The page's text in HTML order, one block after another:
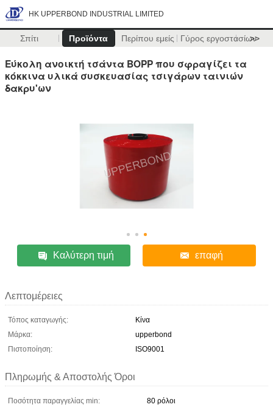
HK UPPERBOND INDUSTRIAL LIMITED
Σπίτι Προϊόντα Περίπου εμείς Γύρος εργοστασίων
>>
Εύκολη ανοικτή τσάντα BOPP που σφραγίζει τα
κόκκινα υλικά συσκευασίας τσιγάρων ταινιών
δακρυ'ων
Καλύτερη τιμή επαφή
Λεπτομέρειες
Τόπος καταγωγής:
Κίνα
Μάρκα:
upperbond
Πιστοποίηση:
ISO9001
Πληρωμής & Αποστολής Όροι
Ποσότητα παραγγελίας min:
80 ρόλοι